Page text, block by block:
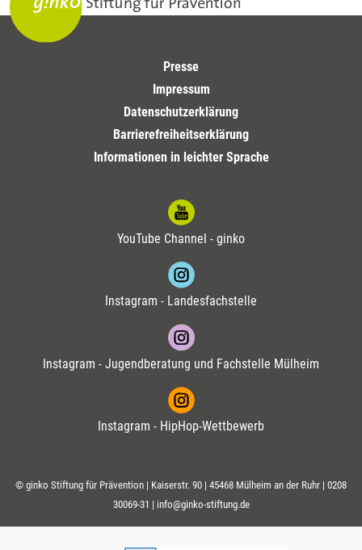
Presse
Impressum
Datenschutzerklärung
Barrierefreiheitserklärung
Informationen in leichter Sprache
YouTube Channel - ginko
Instagram - Landesfachstelle
Instagram - Jugendberatung und Fachstelle Mülheim
Instagram - HipHop-Wettbewerb
© ginko Stiftung für Prävention | Kaiserstr. 90 | 45468 Mülheim an der Ruhr | 0208
30069-31 | info@ginko-stiftung.de